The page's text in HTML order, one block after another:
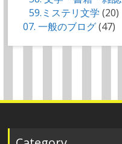
59.ミステリ文学 (20)
07. 一般のブログ(47)